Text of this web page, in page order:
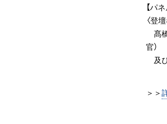
【パ
〈登
髙
官）
及
＞＞